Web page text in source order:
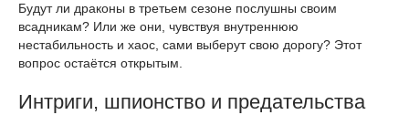
Будут ли драконы в третьем сезоне послушны своим
всадникам? Или же они, чувствуя внутреннюю
нестабильность и хаос, сами выберут свою дорогу? Этот
вопрос остаётся открытым.
Интриги, шпионство и предательства